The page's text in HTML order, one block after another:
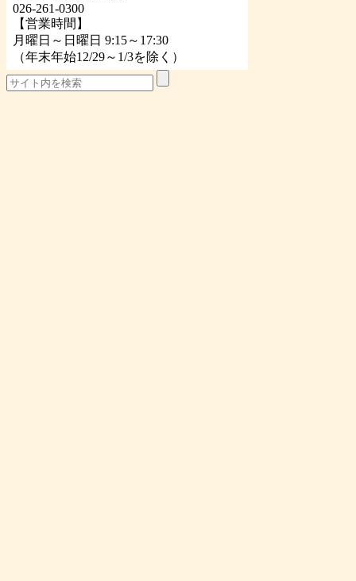
026-261-0300
【営業時間】
月曜日～日曜日 9:15～17:30
（年末年始12/29～1/3を除く）